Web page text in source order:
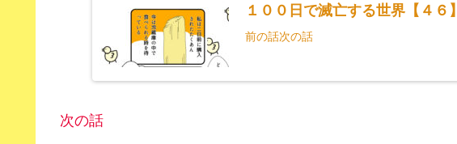
１００日で滅亡する世界【４６】
前の話次の話
次の話